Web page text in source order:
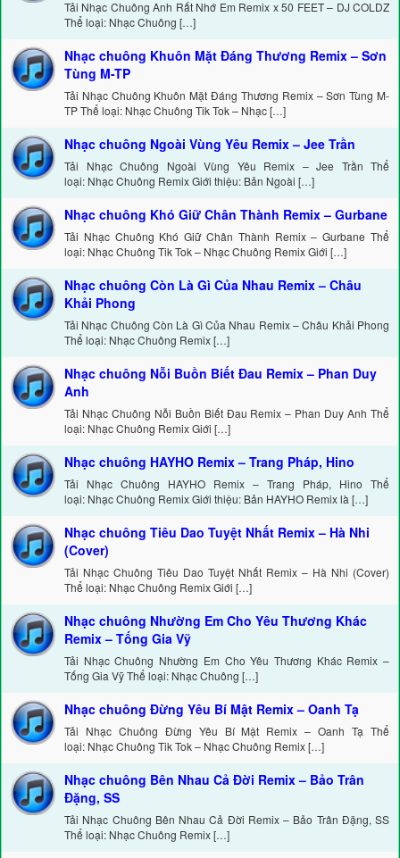
Tải Nhạc Chuông Anh Rất Nhớ Em Remix x 50 FEET – DJ COLDZ
Thể loại: Nhạc Chuông […]
Nhạc chuông Khuôn Mặt Đáng Thương Remix – Sơn
Tùng M-TP
Tải Nhạc Chuông Khuôn Mặt Đáng Thương Remix – Sơn Tùng M-
TP Thể loại: Nhạc Chuông Tik Tok – Nhạc […]
Nhạc chuông Ngoài Vùng Yêu Remix – Jee Trần
Tải Nhạc Chuông Ngoài Vùng Yêu Remix – Jee Trần Thể
loại: Nhạc Chuông Remix Giới thiệu: Bản Ngoài […]
Nhạc chuông Khó Giữ Chân Thành Remix – Gurbane
Tải Nhạc Chuông Khó Giữ Chân Thành Remix – Gurbane Thể
loại: Nhạc Chuông Tik Tok – Nhạc Chuông Remix Giới […]
Nhạc chuông Còn Là Gì Của Nhau Remix – Châu
Khải Phong
Tải Nhạc Chuông Còn Là Gì Của Nhau Remix – Châu Khải Phong
Thể loại: Nhạc Chuông Remix […]
Nhạc chuông Nỗi Buồn Biết Đau Remix – Phan Duy
Anh
Tải Nhạc Chuông Nỗi Buồn Biết Đau Remix – Phan Duy Anh Thể
loại: Nhạc Chuông Remix Giới […]
Nhạc chuông HAYHO Remix – Trang Pháp, Hino
Tải Nhạc Chuông HAYHO Remix – Trang Pháp, Hino Thể
loại: Nhạc Chuông Remix Giới thiệu: Bản HAYHO Remix là […]
Nhạc chuông Tiêu Dao Tuyệt Nhất Remix – Hà Nhi
(Cover)
Tải Nhạc Chuông Tiêu Dao Tuyệt Nhất Remix – Hà Nhi (Cover)
Thể loại: Nhạc Chuông Remix Giới […]
Nhạc chuông Nhường Em Cho Yêu Thương Khác
Remix – Tống Gia Vỹ
Tải Nhạc Chuông Nhường Em Cho Yêu Thương Khác Remix –
Tống Gia Vỹ Thể loại: Nhạc Chuông […]
Nhạc chuông Đừng Yêu Bí Mật Remix – Oanh Tạ
Tải Nhạc Chuông Đừng Yêu Bí Mật Remix – Oanh Tạ Thể
loại: Nhạc Chuông Tik Tok – Nhạc Chuông Remix […]
Nhạc chuông Bên Nhau Cả Đời Remix – Bảo Trân
Đặng, SS
Tải Nhạc Chuông Bên Nhau Cả Đời Remix – Bảo Trân Đặng, SS
Thể loại: Nhạc Chuông Remix […]